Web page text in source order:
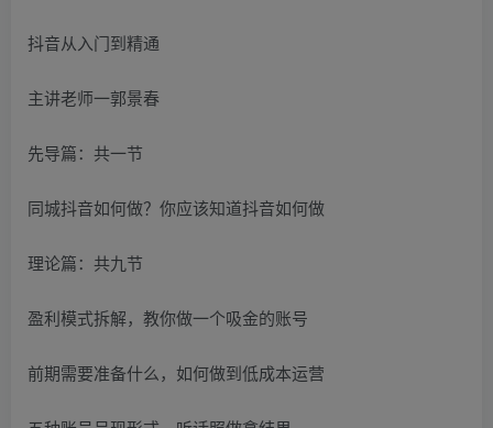
抖音从入门到精通
主讲老师一郭景春
先导篇：共一节
同城抖音如何做？你应该知道抖音如何做
理论篇：共九节
盈利模式拆解，教你做一个吸金的账号
前期需要准备什么，如何做到低成本运营